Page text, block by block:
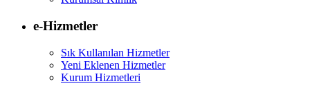
e-Hizmetler
Sık Kullanılan Hizmetler
Yeni Eklenen Hizmetler
Kurum Hizmetleri